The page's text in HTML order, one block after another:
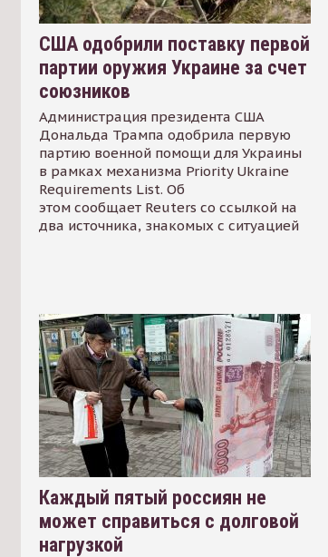
США одобрили поставку первой
партии оружия Украине за счет
союзников
Администрация президента США
Дональда Трампа одобрила первую
партию военной помощи для Украины
в рамках механизма Priority Ukraine
Requirements List. Об
этом сообщает Reuters со ссылкой на
два источника, знакомых с ситуацией
Каждый пятый россиян не
может справиться с долговой
нагрузкой